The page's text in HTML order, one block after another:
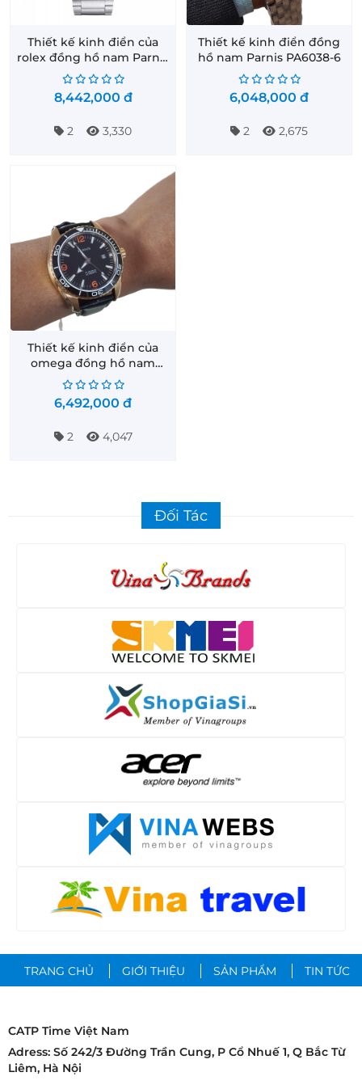
Thiết kế kinh điển của
rolex đồng hồ nam Parnis
PA6050-2
8,442,000 đ
2 3,330
Thiết kế kinh điển đồng
hồ nam Parnis PA6038-6
6,048,000 đ
2 2,675
Thiết kế kinh điển của
omega đồng hồ nam
PARNIS P6032-1
6,492,000 đ
2 4,047
Đối Tác
TRANG CHỦ GIỚI THIỆU SẢN PHẨM TIN TỨC
CATP Time Việt Nam
Adress: Số 242/3 Đường Trần Cung, P Cổ Nhuế 1, Q Bắc Từ
Liêm, Hà Nội